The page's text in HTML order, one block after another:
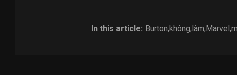
In this article: Burton,không, làm, Marvel ,